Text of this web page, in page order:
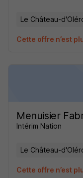
Le Château-
Cette offre n’est
Menuisier
Intérim Nation
Le Château-
Cette offre n’est